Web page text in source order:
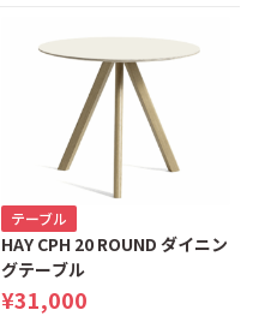
テーブル
HAY CPH 20 ROUND ダイニン
グテーブル
¥31,000